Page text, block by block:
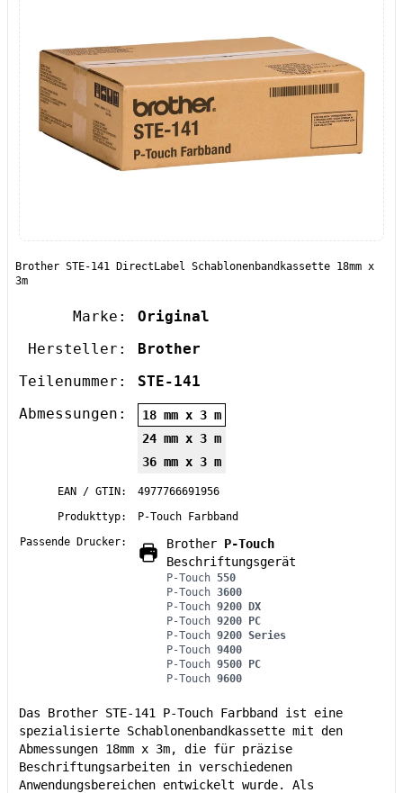
Brother STE-141 DirectLabel Schablonenbandkassette 18mm x
3m
Marke:
Original
Hersteller:
Brother
Teilenummer:
STE-141
Abmessungen:
18 mm x 3 m
24 mm x 3 m
36 mm x 3 m
EAN / GTIN:
4977766691956
Produkttyp:
P-Touch Farbband
Passende Drucker:
Brother P-Touch
Beschriftungsgerät
P-Touch 550
P-Touch 3600
P-Touch 9200 DX
P-Touch 9200 PC
P-Touch 9200 Series
P-Touch 9400
P-Touch 9500 PC
P-Touch 9600
Das Brother STE-141 P-Touch Farbband ist eine
spezialisierte Schablonenbandkassette mit den
Abmessungen 18mm x 3m, die für präzise
Beschriftungsarbeiten in verschiedenen
Anwendungsbereichen entwickelt wurde. Als